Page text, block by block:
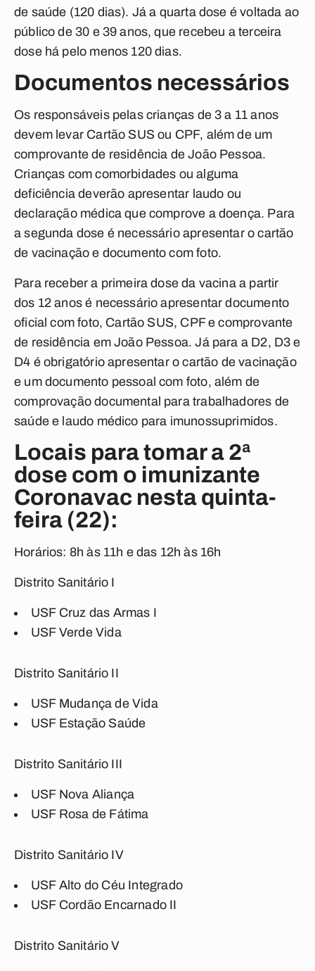
de saúde (120 dias). Já a quarta dose é voltada ao
público de 30 e 39 anos, que recebeu a terceira
dose há pelo menos 120 dias.
Documentos necessários
Os responsáveis pelas crianças de 3 a 11 anos
devem levar Cartão SUS ou CPF, além de um
comprovante de residência de João Pessoa.
Crianças com comorbidades ou alguma
deficiência deverão apresentar laudo ou
declaração médica que comprove a doença. Para
a segunda dose é necessário apresentar o cartão
de vacinação e documento com foto.
Para receber a primeira dose da vacina a partir
dos 12 anos é necessário apresentar documento
oficial com foto, Cartão SUS, CPF e comprovante
de residência em João Pessoa. Já para a D2, D3 e
D4 é obrigatório apresentar o cartão de vacinação
e um documento pessoal com foto, além de
comprovação documental para trabalhadores de
saúde e laudo médico para imunossuprimidos.
Locais para tomar a 2ª
dose com o imunizante
Coronavac nesta quinta-
feira (22):
Horários: 8h às 11h e das 12h às 16h
Distrito Sanitário I
USF Cruz das Armas I
USF Verde Vida
Distrito Sanitário II
USF Mudança de Vida
USF Estação Saúde
Distrito Sanitário III
USF Nova Aliança
USF Rosa de Fátima
Distrito Sanitário IV
USF Alto do Céu Integrado
USF Cordão Encarnado II
Distrito Sanitário V